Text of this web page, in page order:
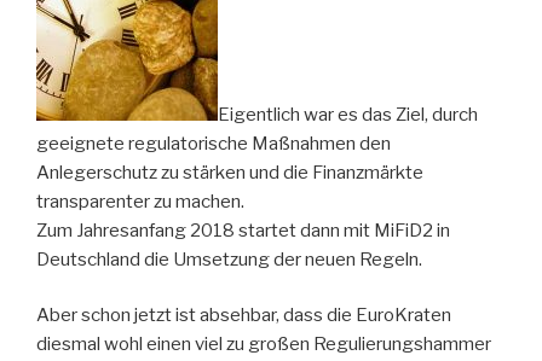
Eigentlich war es das Ziel, durch
geeignete regulatorische Maßnahmen den
Anlegerschutz zu stärken und die Finanzmärkte
transparenter zu machen.
Zum Jahresanfang 2018 startet dann mit MiFiD2 in
Deutschland die Umsetzung der neuen Regeln.
Aber schon jetzt ist absehbar, dass die EuroKraten
diesmal wohl einen viel zu großen Regulierungshammer